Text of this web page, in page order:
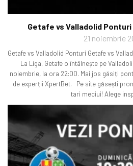
Getafe vs Valladolid Ponturi
21 noiembrie
Getafe vs Valladolid Ponturi Getafe vs
La Liga, Getafe o întâlnește pe
noiembrie, la ora 22:00. Mai jos găsiți
de experții XpertBet. Pe site găsești
tari meciui! Alege